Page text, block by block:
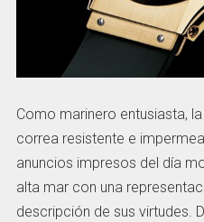
Como marinero entusiasta,
correa resistente e
anuncios impresos del día
alta mar con una
descripción de sus virtudes.